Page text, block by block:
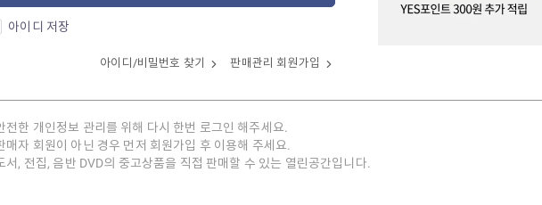
아이디 저장
아이디/비밀번호 찾기 판매관리 회원가입
전한 개인정보 관리를 위해 다시 한번 로그인 해주세요.
매자 회원이 아닌 경우 먼저 회원가입 후 이용해 주세요.
서, 전집, 음반 DVD의 중고상품을 직접 판매할 수 있는 열린공간입니다.